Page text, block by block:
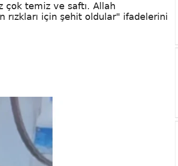
çok temiz ve saftı. Allah
rızkları için şehit oldular" ifadelerini